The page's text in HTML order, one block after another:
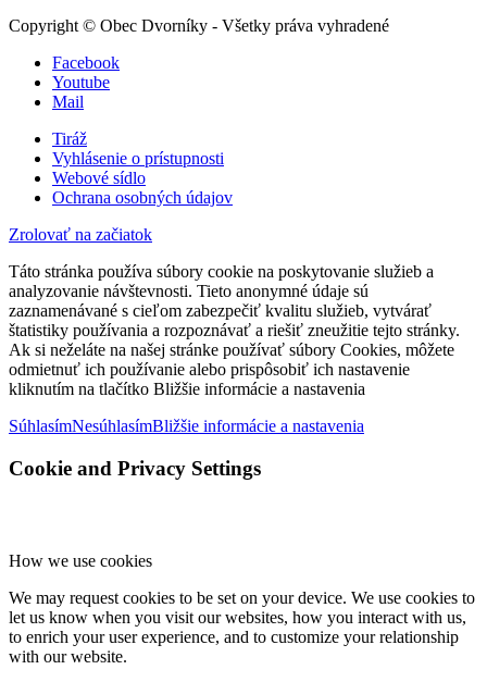
Copyright © Obec Dvorníky - Všetky práva vyhradené
Facebook
Youtube
Mail
Tiráž
Vyhlásenie o prístupnosti
Webové sídlo
Ochrana osobných údajov
Zrolovať na začiatok
Táto stránka používa súbory cookie na poskytovanie služieb a
analyzovanie návštevnosti. Tieto anonymné údaje sú
zaznamenávané s cieľom zabezpečiť kvalitu služieb, vytvárať
štatistiky používania a rozpoznávať a riešiť zneužitie tejto stránky.
Ak si neželáte na našej stránke používať súbory Cookies, môžete
odmietnuť ich používanie alebo prispôsobiť ich nastavenie
kliknutím na tlačítko Bližšie informácie a nastavenia
SúhlasímNesúhlasímBližšie informácie a nastavenia
Cookie and Privacy Settings
How we use cookies
We may request cookies to be set on your device. We use cookies to
let us know when you visit our websites, how you interact with us,
to enrich your user experience, and to customize your relationship
with our website.